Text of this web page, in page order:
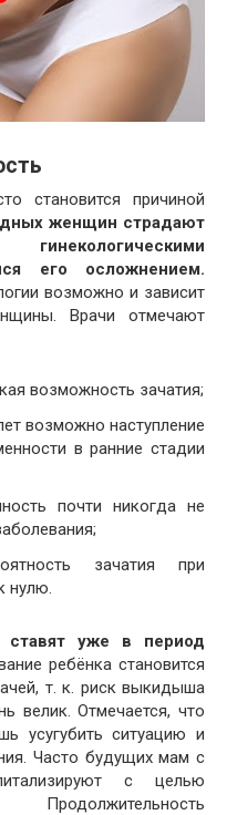
становится причиной
женщин страдают
его осложнением.
возможно и зависит
Врачи отмечают
возможность зачатия;
возможно наступление
в ранние стадии
почти никогда не
зачатия при
нулю.
ставят уже в период
ребёнка становится
т. к. риск выкидыша
велик. Отмечается, что
усугубить ситуацию и
Часто будущих мам с
с целью
Продолжительность